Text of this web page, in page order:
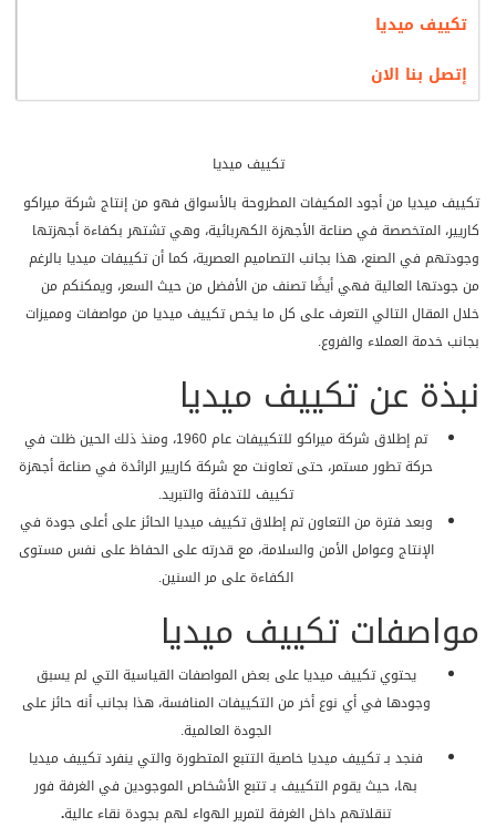
تكييف ميديا
إتصل بنا الان
تكييف ميديا
تكييف ميديا من أجود المكيفات المطروحة بالأسواق فهو من إنتاج شركة ميراكو
كاريير، المتخصصة في صناعة الأجهزة الكهربائية، وهي تشتهر بكفاءة أجهزتها
وجودتهم في الصنع، هذا بجانب التصاميم العصرية، كما أن تكييفات ميديا بالرغم
من جودتها العالية فهي أيضًا تصنف من الأفضل من حيث السعر، ويمكنكم من
خلال المقال التالي التعرف على كل ما يخص تكييف ميديا من مواصفات ومميزات
بجانب خدمة العملاء والفروع.
نبذة عن تكييف ميديا
تم إطلاق شركة ميراكو للتكييفات عام 1960، ومنذ ذلك الحين ظلت في
حركة تطور مستمر، حتى تعاونت مع شركة كاريير الرائدة في صناعة أجهزة
تكييف للتدفئة والتبريد.
وبعد فترة من التعاون تم إطلاق تكييف ميديا الحائز على أعلى جودة في
الإنتاج وعوامل الأمن والسلامة، مع قدرته على الحفاظ على نفس مستوى
الكفاءة على مر السنين.
مواصفات تكييف ميديا
يحتوي تكييف ميديا على بعض المواصفات القياسية التي لم يسبق
وجودها في أي نوع أخر من التكييفات المنافسة، هذا بجانب أنه حائز على
الجودة العالمية.
فنجد بـ تكييف ميديا خاصية التتبع المتطورة والتي ينفرد تكييف ميديا
بها، حيث يقوم التكييف بـ تتبع الأشخاص الموجودين في الغرفة فور
تنقلاتهم داخل الغرفة لتمرير الهواء لهم بجودة نقاء عالية.